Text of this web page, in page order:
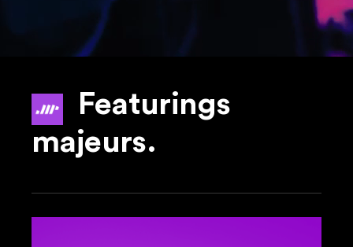
Featurings
majeurs.